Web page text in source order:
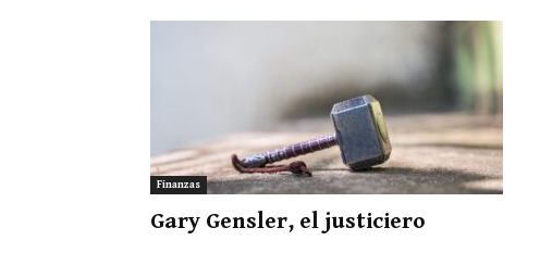
Finanzas
Gary Gensler, el justiciero